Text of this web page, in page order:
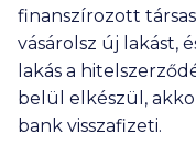
finanszírozott
vásárolsz új lakást,
lakás a
belül elkészül,
bank visszafizeti.